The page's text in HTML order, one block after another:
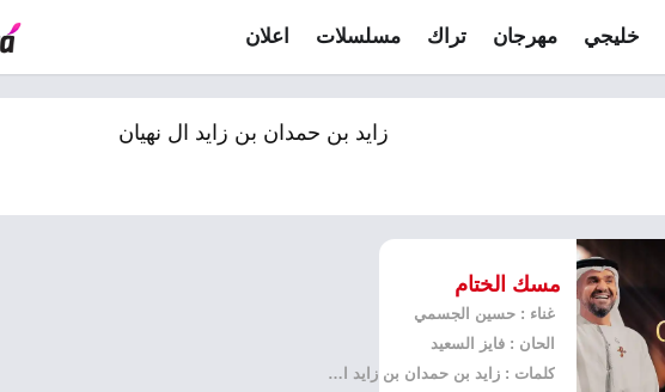
خليجي مهرجان تراك مسلسلات اعلان
زايد بن حمدان بن زايد ال نهيان
مسك الختام
غناء : حسين الجسمي
الحان : فايز السعيد
كلمات : زايد بن حمدان بن زايد ال نهيان